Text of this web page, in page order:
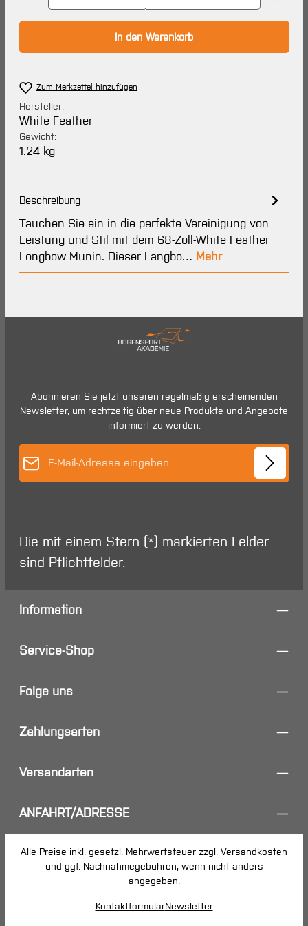
In den Warenkorb
Zum Merkzettel hinzufügen
Hersteller:
White Feather
Gewicht:
1.24 kg
Beschreibung
Tauchen Sie ein in die perfekte Vereinigung von
Leistung und Stil mit dem 68-Zoll-White Feather
Longbow Munin. Dieser Langbo… Mehr
Abonnieren Sie jetzt unseren regelmäßig erscheinenden
Newsletter, um rechtzeitig über neue Produkte und Angebote
informiert zu werden.
Die mit einem Stern (*) markierten Felder
sind Pflichtfelder.
Information
Service-Shop
Folge uns
Zahlungsarten
Versandarten
ANFAHRT/ADRESSE
Alle Preise inkl. gesetzl. Mehrwertsteuer zzgl. Versandkosten
und ggf. Nachnahmegebühren, wenn nicht anders
angegeben.
KontaktformularNewsletter